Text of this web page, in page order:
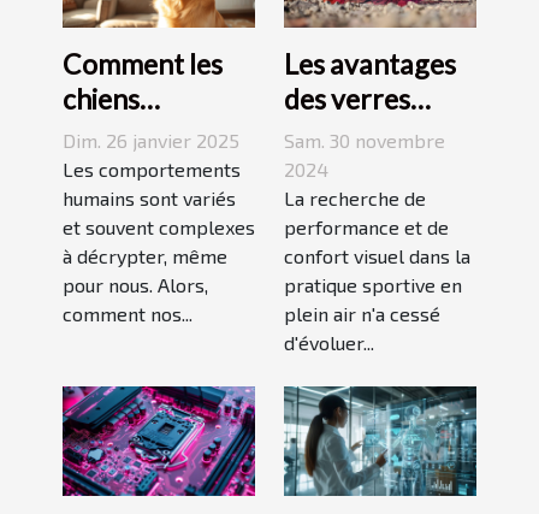
Comment les
chiens
perçoivent-ils
les actions
humaines
controversées
?
Dim. 26 janvier 2025
Les comportements
humains sont variés
et souvent complexes
à décrypter, même
pour nous. Alors,
comment nos...
Les avantages
des verres
Prizm dans les
lunettes de
soleil sportives
Sam. 30 novembre
2024
La recherche de
performance et de
confort visuel dans la
pratique sportive en
plein air n'a cessé
d'évoluer...